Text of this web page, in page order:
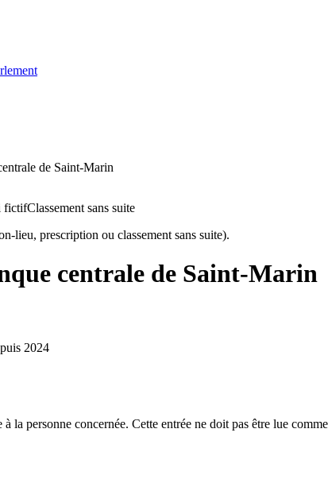
de Saint-Marin
fictifClassement sans suite
lieu, prescription ou classement sans suite).
centrale de Saint-Marin
2024
à la personne concernée. Cette entrée ne doit pas être lue